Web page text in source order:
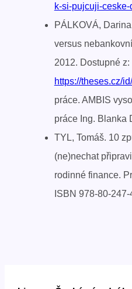
k-si-pujcuji-
PÁLKOVÁ,
versus
2012. Dostupné z:
https://theses.cz/
práce. AMBIS
práce Ing. Blanka
TYL, Tomáš. 10
(ne)nechat
rodinné finance.
ISBN 978-80-